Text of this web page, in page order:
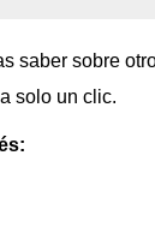
saber sobre
solo un clic.